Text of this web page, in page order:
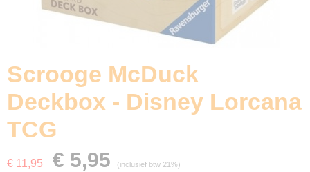
Scrooge McDuck
Deckbox - Disney Lorcana
TCG
€ 11,95 € 5,95 (inclusief btw 21%)